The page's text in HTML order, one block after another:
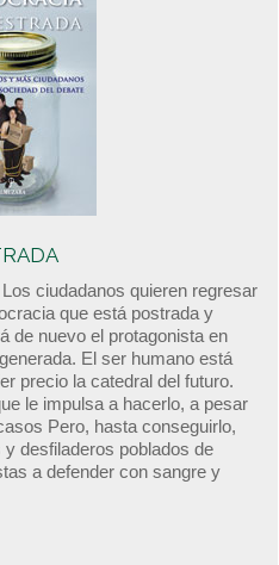
ciudadanos quieren regresar
que está postrada y
de nuevo el protagonista en
El ser humano está
precio la catedral del futuro.
le impulsa a hacerlo, a pesar
Pero, hasta conseguirlo,
desfiladeros poblados de
a defender con sangre y